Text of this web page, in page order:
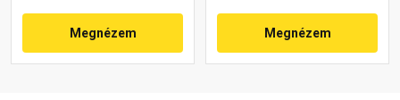
Megnézem Megnézem